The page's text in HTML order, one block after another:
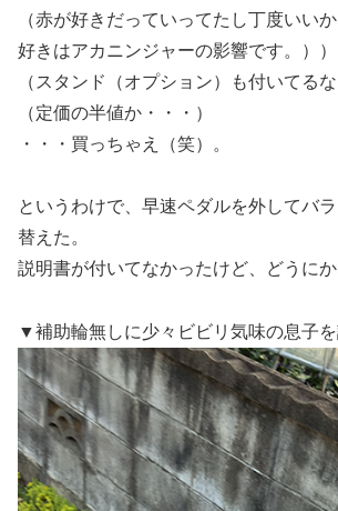
（赤が好きだっていってたし丁度いい
好きはアカニンジャーの影響です。））
（スタンド（オプション）も付いてるな
（定価の半値か・・・）
・・・買っちゃえ（笑）。
というわけで、早速ペダルを外してバ
替えた。
説明書が付いてなかったけど、どうにか
▼補助輪無しに少々ビビリ気味の息子を